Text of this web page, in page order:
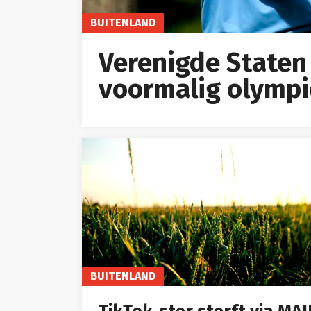
BUITENLAND
Verenigde
voormalig
BUITENLAND